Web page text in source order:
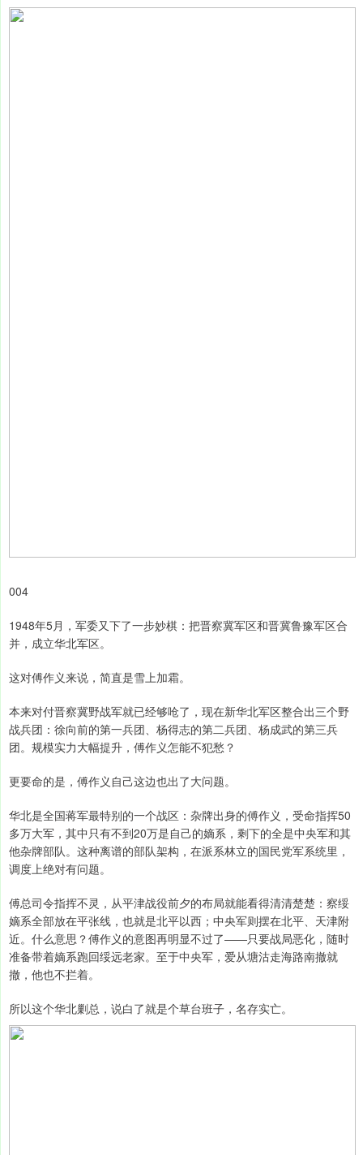
004
1948年5月，军委又下了一步妙棋：把晋察冀军区和晋冀鲁豫军区合
并，成立华北军区。
这对傅作义来说，简直是雪上加霜。
本来对付晋察冀野战军就已经够呛了，现在新华北军区整合出三个野
战兵团：徐向前的第一兵团、杨得志的第二兵团、杨成武的第三兵
团。规模实力大幅提升，傅作义怎能不犯愁？
更要命的是，傅作义自己这边也出了大问题。
华北是全国蒋军最特别的一个战区：杂牌出身的傅作义，受命指挥50
多万大军，其中只有不到20万是自己的嫡系，剩下的全是中央军和其
他杂牌部队。这种离谱的部队架构，在派系林立的国民党军系统里，
调度上绝对有问题。
傅总司令指挥不灵，从平津战役前夕的布局就能看得清清楚楚：察绥
嫡系全部放在平张线，也就是北平以西；中央军则摆在北平、天津附
近。什么意思？傅作义的意图再明显不过了——只要战局恶化，随时
准备带着嫡系跑回绥远老家。至于中央军，爱从塘沽走海路南撤就
撤，他也不拦着。
所以这个华北剿总，说白了就是个草台班子，名存实亡。